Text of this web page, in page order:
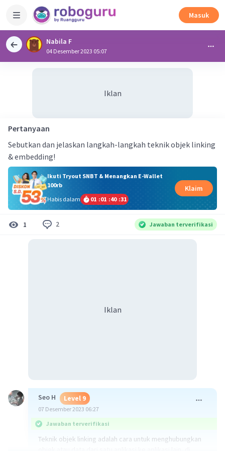
Masuk
Nabila F
04 Desember 2023 05:07
Iklan
Pertanyaan
Sebutkan dan jelaskan langkah-langkah teknik objek linking
& embedding!
Ikuti Tryout SNBT & Menangkan E-Wallet
100rb
Habis dalam
01 :01 :40 :31
Klaim
1 2 Jawaban terverifikasi
Iklan
Seo H Level 9
07 Desember 2023 06:27
Jawaban terverifikasi
Teknik objek linking adalah cara untuk menghubungkan